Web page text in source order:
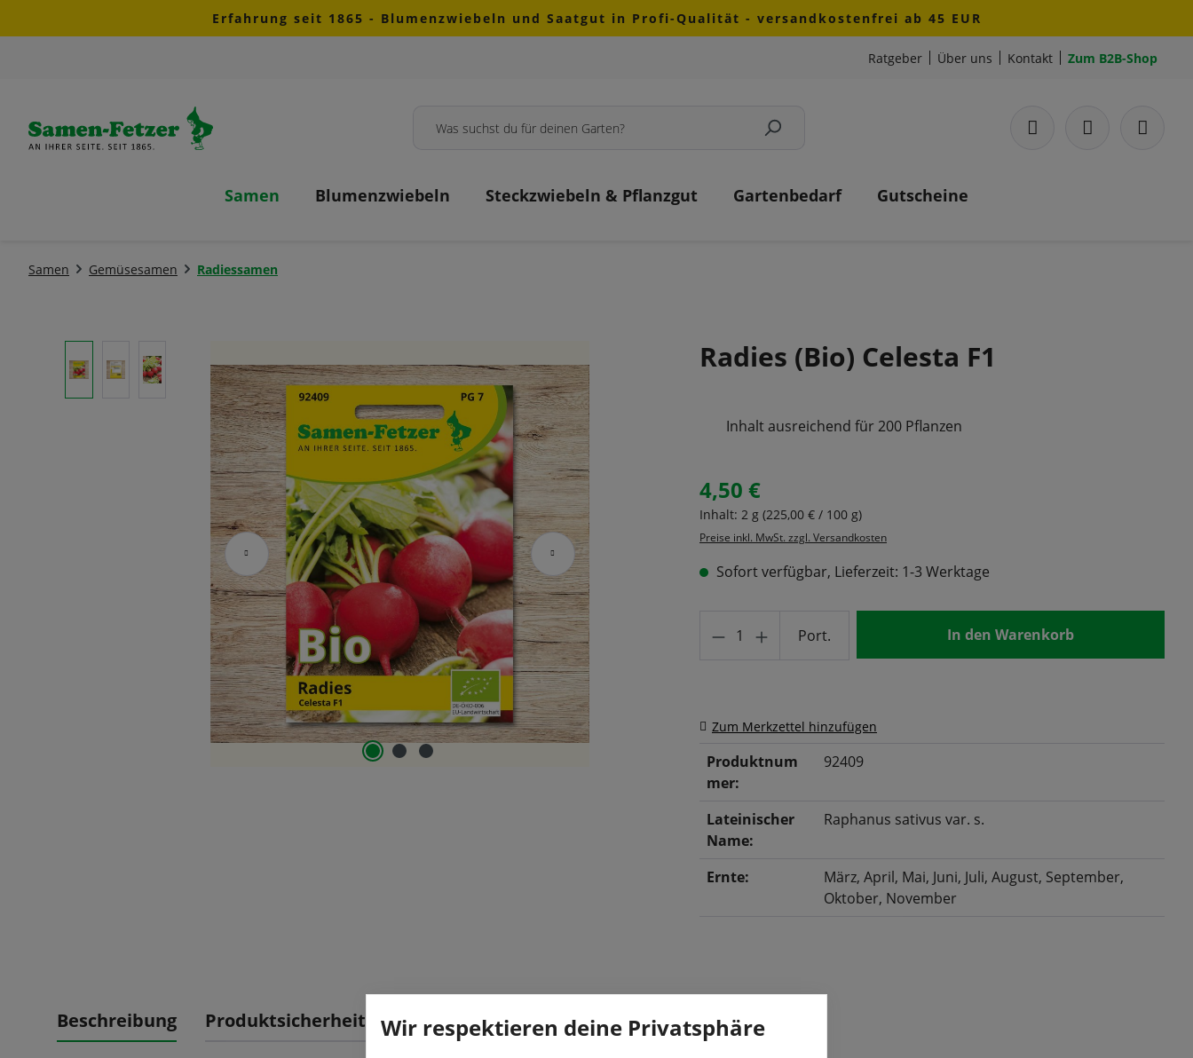
Zur Hauptnavigation springenErfahrung seit 1865 - Blumenzwiebeln und Saatgut in Profi-Qualität - versandkostenfrei ab 45 EUR
Ratgeber Über uns Kontakt Zum B2B-Shop
Samen Blumenzwiebeln Steckzwiebeln & Pflanzgut Gartenbedarf Gutscheine
Samen Gemüsesamen Radiessamen
Radies (Bio) Celesta F1
Inhalt ausreichend für 200 Pflanzen
Regulärer Preis:
4,50 €
Inhalt: 2 g (225,00 € / 100 g)
Preise inkl. MwSt. zzgl. Versandkosten
Sofort verfügbar, Lieferzeit: 1-3 Werktage
Produkt Anzahl: Gib den gewünschten Wert ein
Port. In den Warenkorb
Zum Merkzettel hinzufügen
Produktnum
mer:
92409
Lateinischer
Name:
Raphanus sativus var. s.
Ernte: März, April, Mai, Juni, Juli, August, September,
Oktober, November
Beschreibung Produktsicherheit Wir respektieren deine Privatsphäre